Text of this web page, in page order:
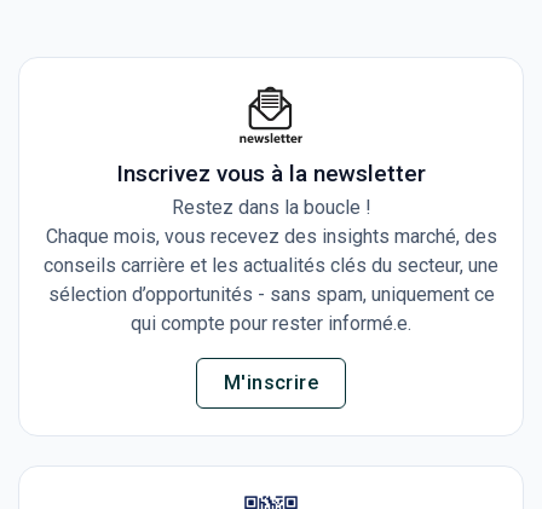
Inscrivez vous à la newsletter
Restez dans la boucle !
Chaque mois, vous recevez des insights marché, des
conseils carrière et les actualités clés du secteur, une
sélection d’opportunités - sans spam, uniquement ce
qui compte pour rester informé.e.
M'inscrire